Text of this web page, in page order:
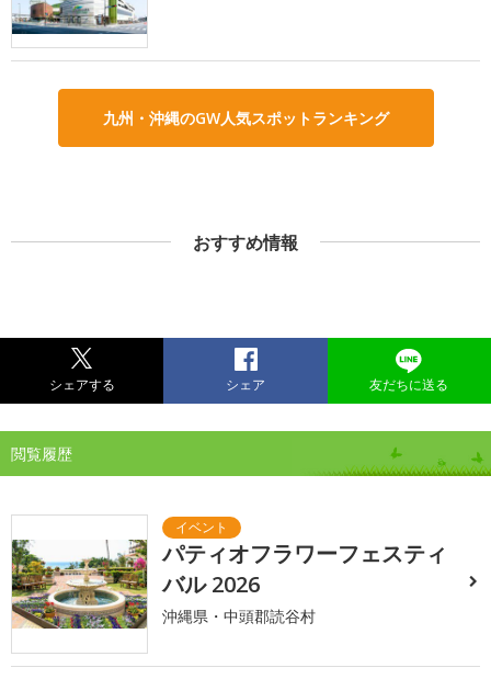
九州・沖縄のGW人気スポットランキング
おすすめ情報
シェアする シェア 友だちに送る
閲覧履歴
パティオフラワーフェスティ
バル 2026
沖縄県・中頭郡読谷村